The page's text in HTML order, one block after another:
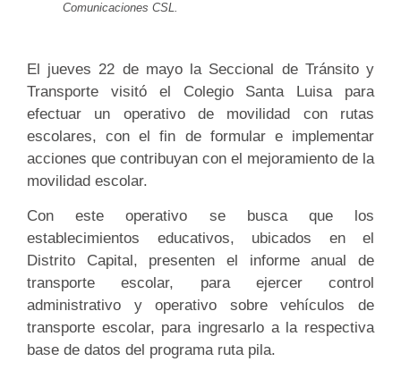
Comunicaciones CSL.
El jueves 22 de mayo la Seccional de Tránsito y
Transporte visitó el Colegio Santa Luisa para
efectuar un operativo de movilidad con rutas
escolares, con el fin de formular e implementar
acciones que contribuyan con el mejoramiento de la
movilidad escolar.
Con este operativo se busca que los
establecimientos educativos, ubicados en el
Distrito Capital, presenten el informe anual de
transporte escolar, para ejercer control
administrativo y operativo sobre vehículos de
transporte escolar, para ingresarlo a la respectiva
base de datos del programa ruta pila.